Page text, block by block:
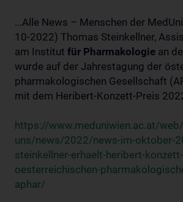
...Alle News – Menschen der
10-2022) Thomas Steinkellner,
am Institut für Pharmakologie an
wurde auf der Jahrestagung der
pharmakologischen Gesellschaft
mit dem Heribert-Konzett-Preis
https://www.meduniwien.ac.at/
uns/news/2022/news-im-oktober-
steinkellner-erhaelt-heribert-
oesterreichischen-
aphar/